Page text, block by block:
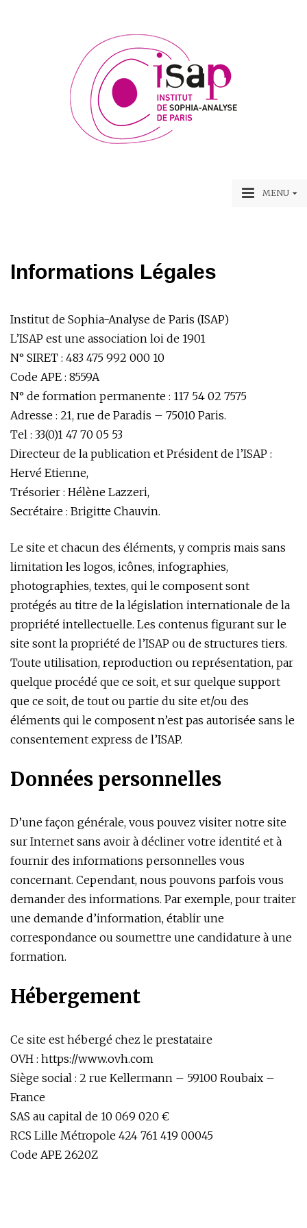
MENU
Informations Légales
Institut de Sophia-Analyse de Paris (ISAP)
L’ISAP est une association loi de 1901
N° SIRET : 483 475 992 000 10
Code APE : 8559A
N° de formation permanente : 117 54 02 7575
Adresse : 21, rue de Paradis – 75010 Paris.
Tel : 33(0)1 47 70 05 53
Directeur de la publication et Président de l’ISAP :
Hervé Etienne,
Trésorier : Hélène Lazzeri,
Secrétaire : Brigitte Chauvin.
Le site et chacun des éléments, y compris mais sans
limitation les logos, icônes, infographies,
photographies, textes, qui le composent sont
protégés au titre de la législation internationale de la
propriété intellectuelle. Les contenus figurant sur le
site sont la propriété de l’ISAP ou de structures tiers.
Toute utilisation, reproduction ou représentation, par
quelque procédé que ce soit, et sur quelque support
que ce soit, de tout ou partie du site et/ou des
éléments qui le composent n’est pas autorisée sans le
consentement express de l’ISAP.
Données personnelles
D’une façon générale, vous pouvez visiter notre site
sur Internet sans avoir à décliner votre identité et à
fournir des informations personnelles vous
concernant. Cependant, nous pouvons parfois vous
demander des informations. Par exemple, pour traiter
une demande d’information, établir une
correspondance ou soumettre une candidature à une
formation.
Hébergement
Ce site est hébergé chez le prestataire
OVH : https://www.ovh.com
Siège social : 2 rue Kellermann – 59100 Roubaix –
France
SAS au capital de 10 069 020 €
RCS Lille Métropole 424 761 419 00045
Code APE 2620Z